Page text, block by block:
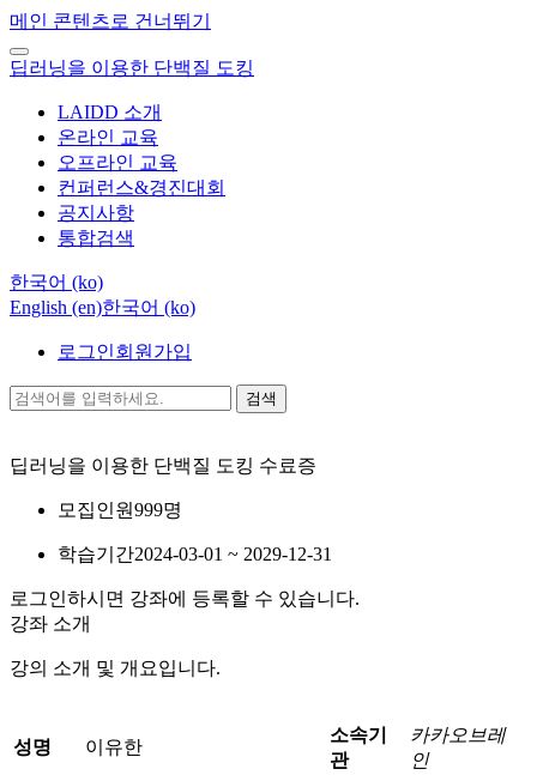
메인 콘텐츠로 건너뛰기
딥러닝을 이용한 단백질 도킹
LAIDD 소개
온라인 교육
오프라인 교육
컨퍼런스&경진대회
공지사항
통합검색
한국어 ‎(ko)‎
English ‎(en)‎한국어 ‎(ko)‎
로그인회원가입
검색
딥러닝을 이용한 단백질 도킹 수료증
모집인원999명
학습기간2024-03-01 ~ 2029-12-31
로그인하시면 강좌에 등록할 수 있습니다.
강좌 소개
강의 소개 및 개요입니다.
성명 이유한
소속기
관
카카오브레
인